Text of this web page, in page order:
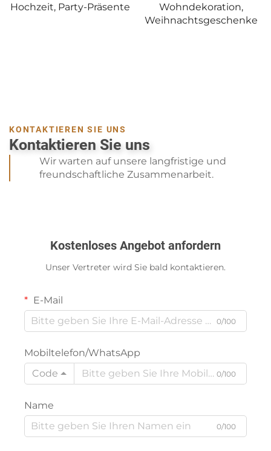
Wohndekoration,
Weihnachtsgeschenke
mit
KONTAKTIEREN SIE UNS
Kontaktieren Sie uns
Wir warten auf unsere langfristige und
freundschaftliche Zusammenarbeit.
Kostenloses Angebot anfordern
Unser Vertreter wird Sie bald kontaktieren.
E-Mail
0/100
Mobiltelefon/WhatsApp
Code
0/100
Name
0/100